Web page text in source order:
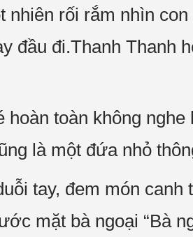
nhiên rối rắm nhìn
đầu đi.Thanh Thanh
hoàn toàn không
là một đứa nhỏ
tay, đem món
mặt bà ngoại “Bà